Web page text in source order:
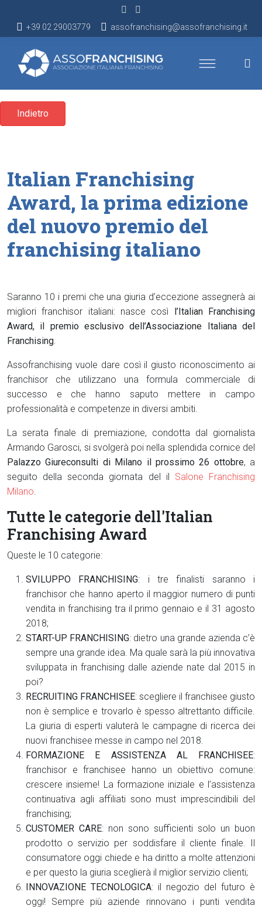
+39 02 29003779 assofranchising@assofranchising.it
Indietro
Italian Franchising
Award, la prima edizione
del nuovo premio del
franchising italiano
Saranno 10 i premi che una giuria d’eccezione assegnerà ai
migliori franchisor italiani: nasce così l’Italian Franchising
Award, il premio esclusivo dell’Associazione Italiana del
Franchising.
Assofranchising vuole dare così il giusto riconoscimento ai
franchisor che utilizzano una formula commerciale di
successo e che hanno saputo mettere in campo
professionalità e competenze in diversi ambiti.
La serata finale di premiazione, condotta dal giornalista
Armando Garosci, si svolgerà poi nella splendida cornice del
Palazzo Giureconsulti di Milano il prossimo 26 ottobre, a
seguito della seconda giornata del il Salone Franchising
Milano.
Tutte le categorie dell'Italian
Franchising Award
Queste le 10 categorie:
SVILUPPO FRANCHISING: i tre finalisti saranno i
franchisor che hanno aperto il maggior numero di punti
vendita in franchising tra il primo gennaio e il 31 agosto
2018;
START-UP FRANCHISING: dietro una grande azienda c’è
sempre una grande idea. Ma quale sarà la più innovativa
sviluppata in franchising dalle aziende nate dal 2015 in
poi?
RECRUITING FRANCHISEE: scegliere il franchisee giusto
non è semplice e trovarlo è spesso altrettanto difficile.
La giuria di esperti valuterà le campagne di ricerca dei
nuovi franchisee messe in campo nel 2018.
FORMAZIONE E ASSISTENZA AL FRANCHISEE:
franchisor e franchisee hanno un obiettivo comune:
crescere insieme! La formazione iniziale e l’assistenza
continuativa agli affiliati sono must imprescindibili del
franchising;
CUSTOMER CARE: non sono sufficienti solo un buon
prodotto o servizio per soddisfare il cliente finale. Il
consumatore oggi chiede e ha diritto a molte attenzioni
e per questo la giuria sceglierà il miglior servizio clienti;
INNOVAZIONE TECNOLOGICA: il negozio del futuro è
oggi! Sempre più aziende rinnovano i punti vendita